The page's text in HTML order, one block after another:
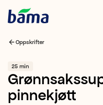
Oppskrifter
25 min
pinnekjøtt